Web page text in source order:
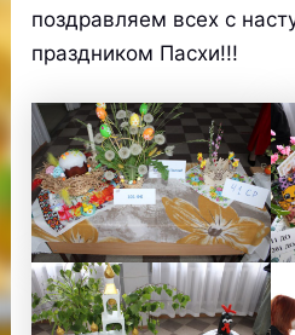
поздравляем всех с
праздником Пасхи!!!